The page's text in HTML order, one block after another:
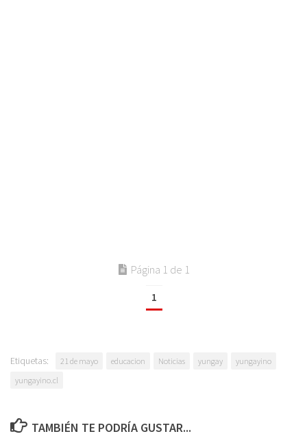
Página 1 de 1
1
Etiquetas: 21 de mayo educacion Noticias yungay
yungayino
yungayino.cl
TAMBIÉN TE PODRÍA GUSTAR...